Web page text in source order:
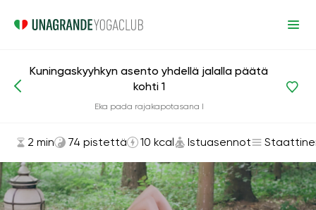
Asanat ja harjoitukset Istuasennot
Kuningaskyyhkyn asento yhdellä jalalla päätä
kohti 1
Eka pada rajakapotasana I
2 min 74 pistettä 10 kcal Istuasennot